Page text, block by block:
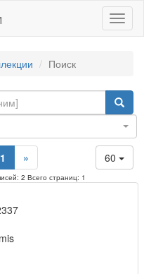
Поиск
60
1 »
2 Всего страниц: 1